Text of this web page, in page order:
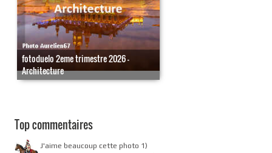
fotoduelo 2eme trimestre 2026 -
Architecture
Top commentaires
J'aime beaucoup cette photo 1)